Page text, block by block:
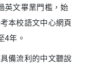
英文畢業門檻，始
本校語文中心網頁
4年。
備流利的中文聽說